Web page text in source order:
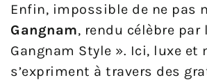
Enfin, impossible de ne pas
Gangnam, rendu célèbre par
Gangnam Style ». Ici, luxe et
s’expriment à travers des